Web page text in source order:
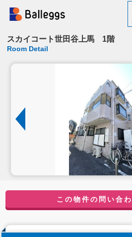
スカイコート世田谷上馬 1階
Room Detail
この物件の問い合